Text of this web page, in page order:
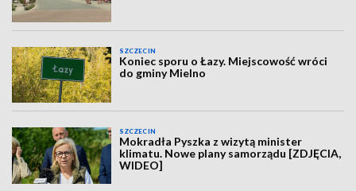
SZCZECIN
Koniec sporu o Łazy. Miejscowość wróci
do gminy Mielno
SZCZECIN
Mokradła Pyszka z wizytą minister
klimatu. Nowe plany samorządu [ZDJĘCIA,
WIDEO]